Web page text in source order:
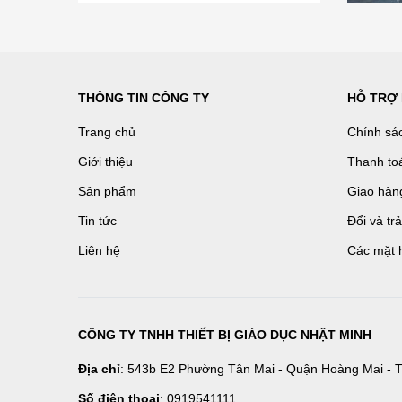
THÔNG TIN CÔNG TY
Trang chủ
Giới thiệu
Sản phẩm
Tin tức
Liên hệ
HỖ TRỢ
Chính
Thanh
Giao
Đổi và
Các mặt
CÔNG TY TNHH THIẾT BỊ GIÁO DỤC NHẬT MINH
Địa chỉ: 543b E2 Phường Tân Mai - Quận Hoàng Mai -
Số điện thoại: 0919541111